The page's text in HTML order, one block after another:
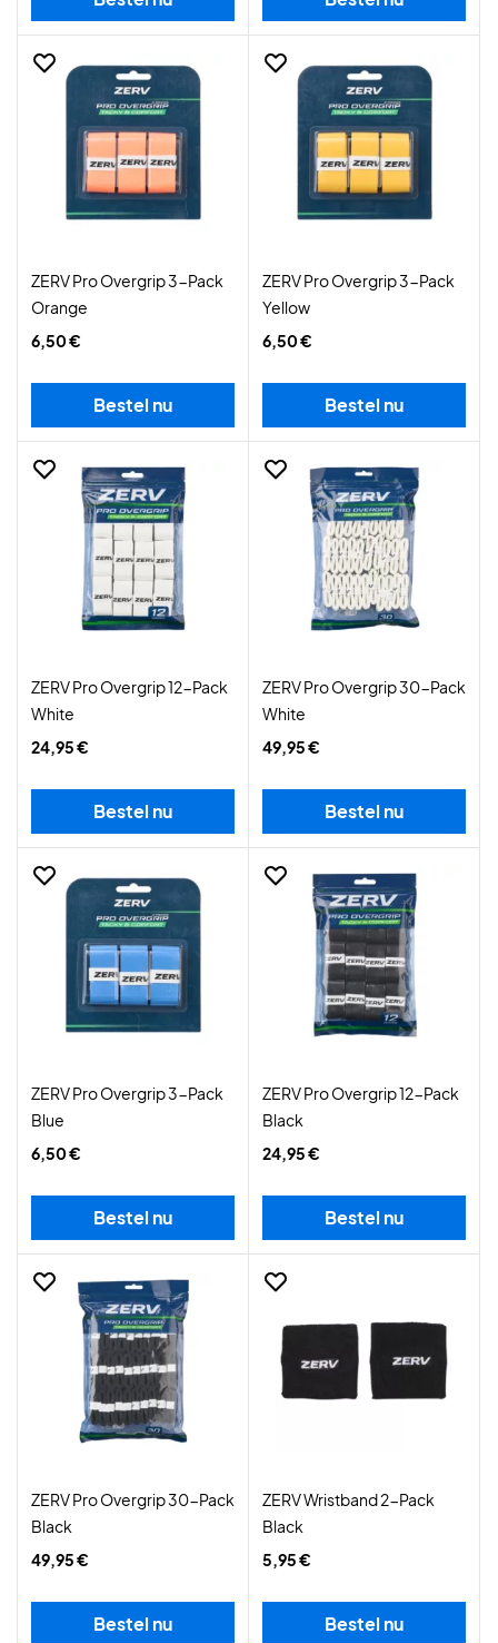
ZERV Pro Overgrip 3-Pack
Orange
6,50 €
Bestel nu
ZERV Pro Overgrip 3-Pack
Yellow
6,50 €
Bestel nu
ZERV Pro Overgrip 12-Pack
White
24,95 €
Bestel nu
ZERV Pro Overgrip 30-Pack
White
49,95 €
Bestel nu
ZERV Pro Overgrip 3-Pack
Blue
6,50 €
Bestel nu
ZERV Pro Overgrip 12-Pack
Black
24,95 €
Bestel nu
ZERV Pro Overgrip 30-Pack
Black
49,95 €
Bestel nu
ZERV Wristband 2-Pack
Black
5,95 €
Bestel nu